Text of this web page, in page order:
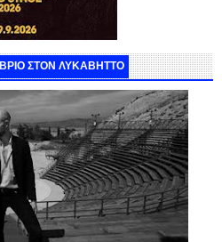
ΣΤΟΝ ΛΥΚΑΒΗΤΤΟ